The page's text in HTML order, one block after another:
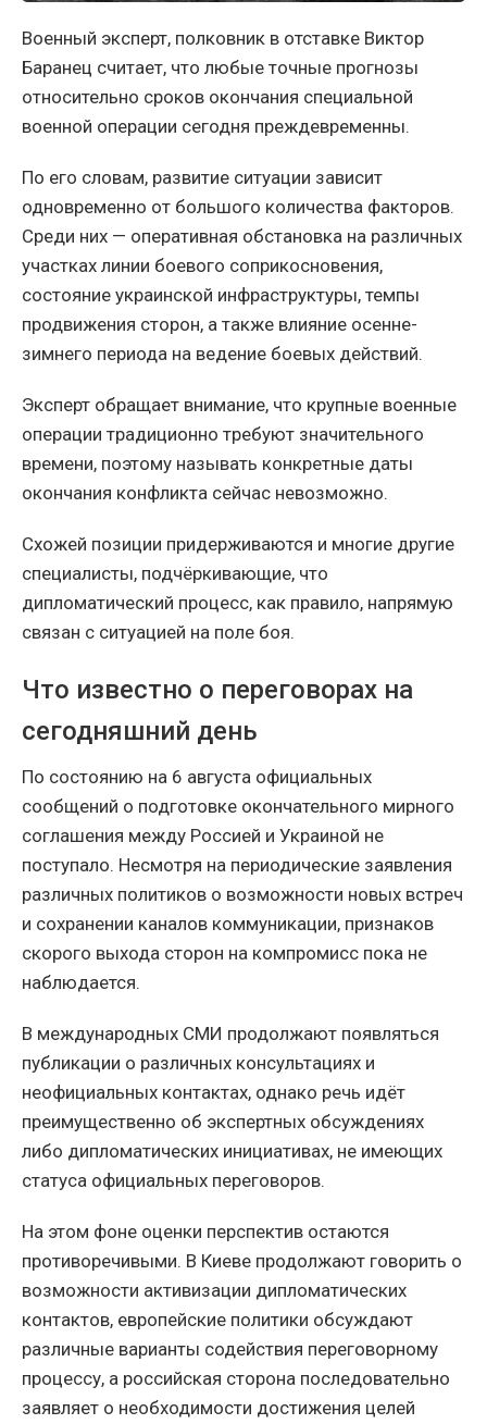
Военный эксперт, полковник в отставке Виктор
Баранец считает, что любые точные прогнозы
относительно сроков окончания специальной
военной операции сегодня преждевременны.
По его словам, развитие ситуации зависит
одновременно от большого количества факторов.
Среди них — оперативная обстановка на различных
участках линии боевого соприкосновения,
состояние украинской инфраструктуры, темпы
продвижения сторон, а также влияние осенне-
зимнего периода на ведение боевых действий.
Эксперт обращает внимание, что крупные военные
операции традиционно требуют значительного
времени, поэтому называть конкретные даты
окончания конфликта сейчас невозможно.
Схожей позиции придерживаются и многие другие
специалисты, подчёркивающие, что
дипломатический процесс, как правило, напрямую
связан с ситуацией на поле боя.
Что известно о переговорах на
сегодняшний день
По состоянию на 6 августа официальных
сообщений о подготовке окончательного мирного
соглашения между Россией и Украиной не
поступало. Несмотря на периодические заявления
различных политиков о возможности новых встреч
и сохранении каналов коммуникации, признаков
скорого выхода сторон на компромисс пока не
наблюдается.
В международных СМИ продолжают появляться
публикации о различных консультациях и
неофициальных контактах, однако речь идёт
преимущественно об экспертных обсуждениях
либо дипломатических инициативах, не имеющих
статуса официальных переговоров.
На этом фоне оценки перспектив остаются
противоречивыми. В Киеве продолжают говорить о
возможности активизации дипломатических
контактов, европейские политики обсуждают
различные варианты содействия переговорному
процессу, а российская сторона последовательно
заявляет о необходимости достижения целей